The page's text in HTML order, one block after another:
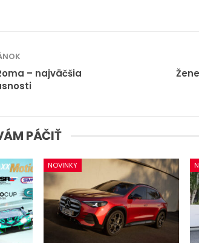
– najväčšia
PÁČIŤ
NOVINKY